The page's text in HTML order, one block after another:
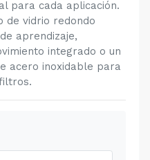
para cada aplicación.
de vidrio redondo
aprendizaje,
integrado o un
acero inoxidable para